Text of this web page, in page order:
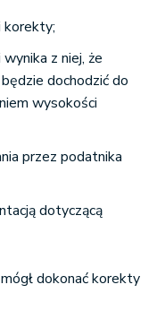
korekty;
z niej, że
dochodzić do
wysokości
przez podatnika
dotyczącą
dokonać korekty